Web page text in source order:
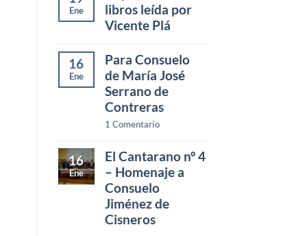
Ene
libros leída por
Vicente Plá
16
Ene
Para Consuelo
de María José
Serrano de
Contreras
1 Comentario
16
Ene
El Cantarano nº 4
– Homenaje a
Consuelo
Jiménez de
Cisneros